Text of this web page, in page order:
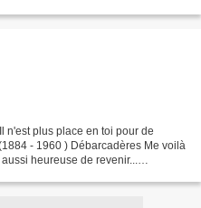
n'est plus place en toi pour de
- 1960 ) Débarcadères Me voilà
heureuse de revenir...